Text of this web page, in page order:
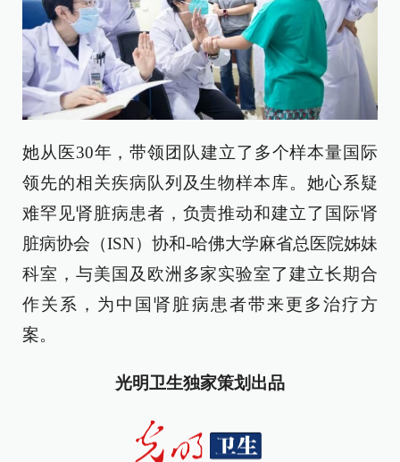
她从医30年，带领团队建立了多个样本量国际
领先的相关疾病队列及生物样本库。她心系疑
难罕见肾脏病患者，负责推动和建立了国际肾
脏病协会（ISN）协和-哈佛大学麻省总医院姊妹
科室，与美国及欧洲多家实验室了建立长期合
作关系，为中国肾脏病患者带来更多治疗方
案。
光明卫生独家策划出品